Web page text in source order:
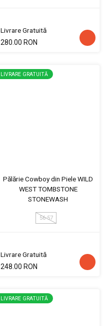
Livrare Gratuită
280.00 RON
LIVRARE GRATUITĂ
Pălărie Cowboy din Piele WILD
WEST TOMBSTONE
STONEWASH
56-57
Livrare Gratuită
248.00 RON
LIVRARE GRATUITĂ